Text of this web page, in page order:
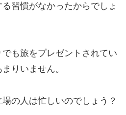
習慣がなかったからでしょ
も旅をプレゼントされてい
りいません。
の人は忙しいのでしょう？